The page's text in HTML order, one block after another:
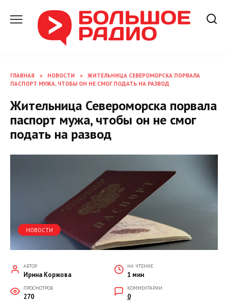
содержанию
ГЛАВНАЯ » НОВОСТИ »
ЖИТЕЛЬНИЦА СЕВЕРОМОРСКА ПОРВАЛА
ПАСПОРТ МУЖА, ЧТОБЫ ОН НЕ СМОГ ПОДАТЬ НА РАЗВОД
Жительница Североморска порвала
паспорт мужа, чтобы он не смог
подать на развод
НОВОСТИ
АВТОР
Ирина Коржова
НА ЧТЕНИЕ
1 мин
ПРОСМОТРОВ
270
КОММЕНТАРИИ
0